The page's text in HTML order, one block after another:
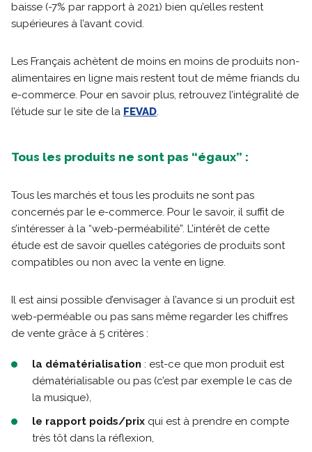
baisse (-7% par rapport à 2021) bien qu’elles restent
supérieures à l’avant covid.
Les Français achètent de moins en moins de produits non-
alimentaires en ligne mais restent tout de même friands du
e-commerce. Pour en savoir plus, retrouvez l’intégralité de
l’étude sur le site de la FEVAD.
Tous les produits ne sont pas “égaux” :
Tous les marchés et tous les produits ne sont pas
concernés par le e-commerce. Pour le savoir, il suffit de
s’intéresser à la “web-perméabilité”. L’intérêt de cette
étude est de savoir quelles catégories de produits sont
compatibles ou non avec la vente en ligne.
Il est ainsi possible d’envisager à l’avance si un produit est
web-perméable ou pas sans même regarder les chiffres
de vente grâce à 5 critères :
la dématérialisation : est-ce que mon produit est
dématérialisable ou pas (c’est par exemple le cas de
la musique),
le rapport poids/prix qui est à prendre en compte
très tôt dans la réflexion,